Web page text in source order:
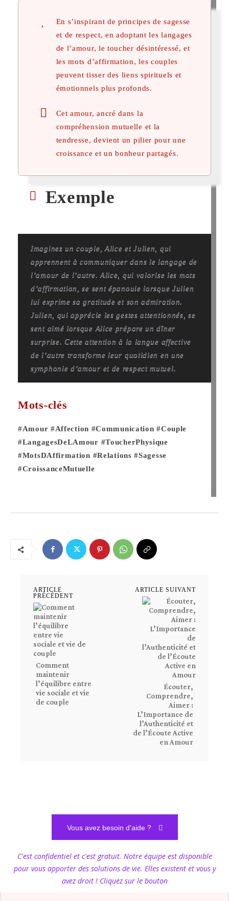
En s’inspirant de principes de sagesse
et de respect, en adoptant les langages
de l’amour, le toucher désintéressé, et
les mots d’affirmation, les couples
peuvent tisser des liens spirituels et
émotionnels plus profonds.
Cet amour, ancré dans la
compréhension mutuelle et la
tendresse, devient un pilier pour une
croissance et un bonheur partagés.
Exemple
Imaginez un couple, Alice et Julien, qui
apprennent à communiquer dans le langage de
l’amour de l’autre. Alice, qui valorise les mots
d’affirmation, se sent épanouie lorsque Julien
lui exprime sa gratitude et son admiration.
Julien, qui apprécie les gestes attentionnés, se
sent aimé lorsque Alice prépare un dîner
surprise. Cette attention à la langue affective
de l’autre transforme leur quotidien en une
symphonie d’amour et de respect mutuel.
Mots-clés
#Amour #Affection #Communication #Couple
#LangagesDeLAmour #ToucherPhysique
#MotsDAffirmation #Relations #Sagesse
#CroissanceMutuelle
ARTICLE
PRÉCÉDENT
Comment
maintenir
l’équilibre entre
vie sociale et vie
de couple
ARTICLE SUIVANT
Écouter,
Comprendre,
Aimer :
L’Importance de
l’Authenticité et
de l’Écoute Active
en Amour
Vous avez besoin d'aide ?
C'est confidentiel et c'est gratuit. Notre équipe est disponible
pour vous apporter des solutions de vie. Elles existent et vous y
avez droit ! Cliquez sur le bouton